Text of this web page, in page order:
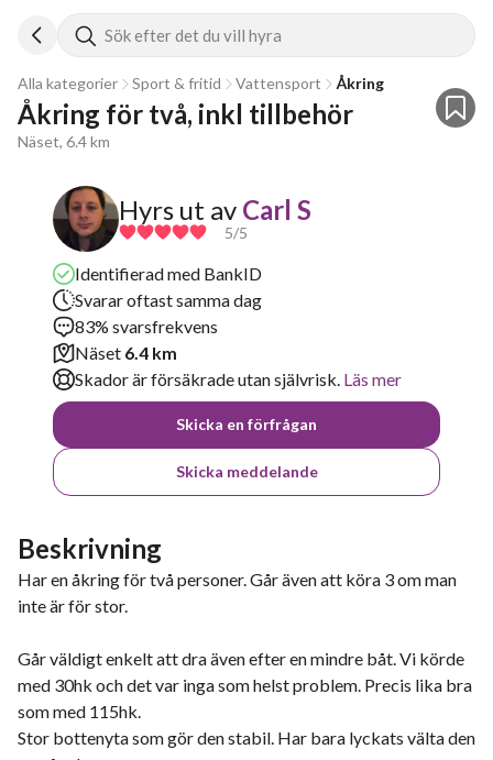
Sök efter det du vill hyra
Alla kategorier Sport & fritid Vattensport Åkring
Åkring för två, inkl tillbehör
Näset, 6.4 km
Hyrs ut av Carl S
5/5
Identifierad med BankID
Svarar oftast samma dag
83% svarsfrekvens
Näset 6.4 km
Skador är försäkrade utan självrisk. Läs mer
Skicka en förfrågan
Skicka meddelande
Beskrivning
Har en åkring för två personer. Går även att köra 3 om man
inte är för stor.
Går väldigt enkelt att dra även efter en mindre båt. Vi körde
med 30hk och det var inga som helst problem. Precis lika bra
som med 115hk.
Stor bottenyta som gör den stabil. Har bara lyckats välta den